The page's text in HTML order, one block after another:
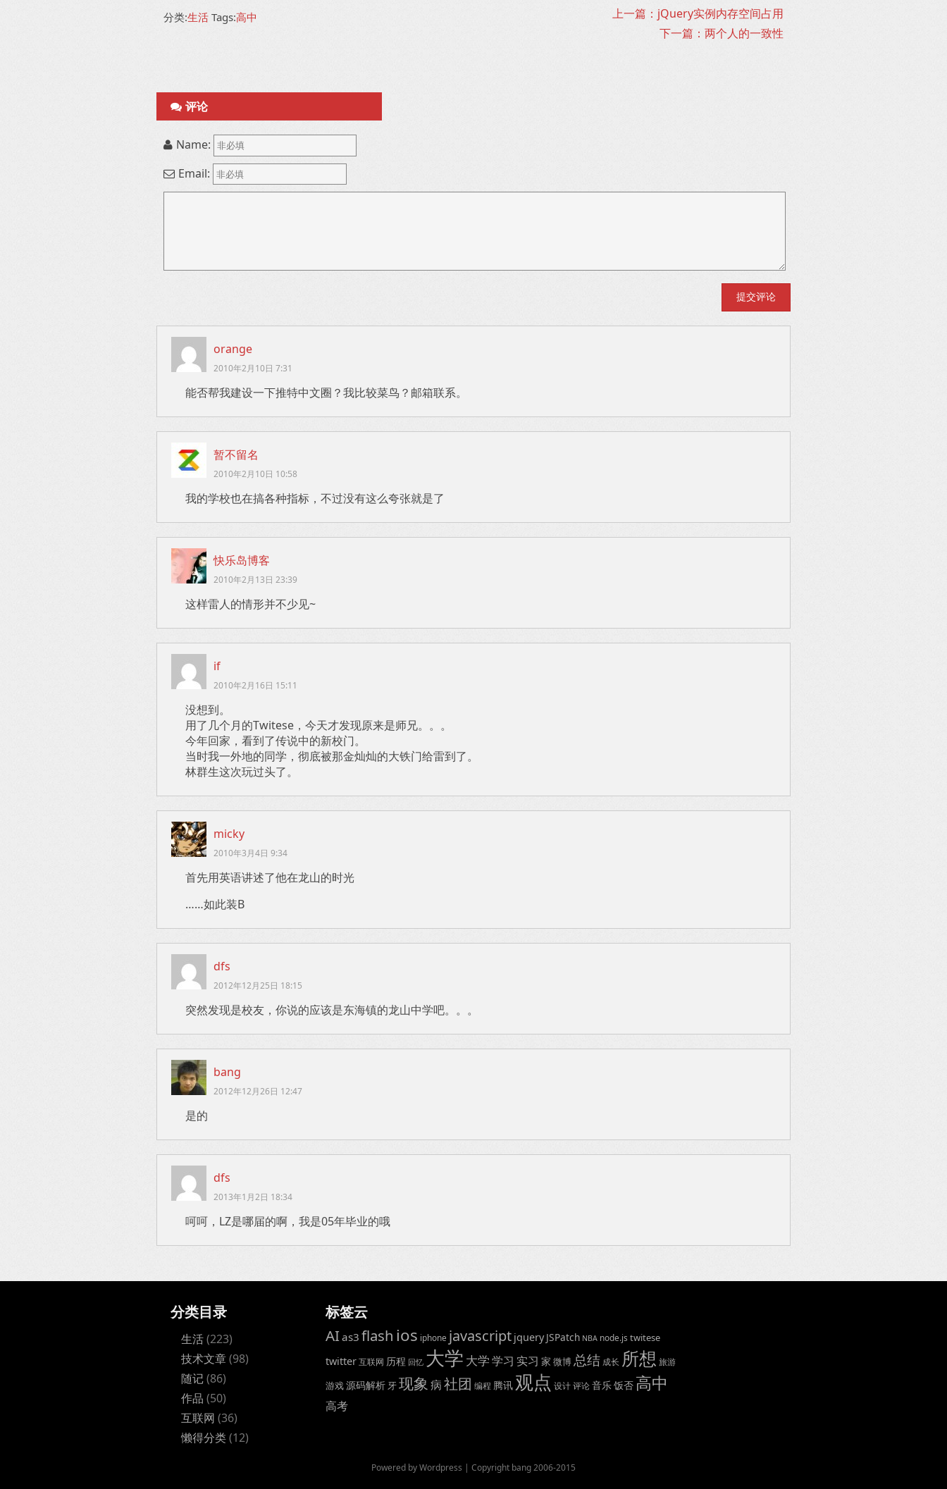
分类:生活 Tags:高中
上一篇：jQuery实例内存空间占用
下一篇：两个人的一致性
评论
Name:
Email:
orange
2010年2月10日 7:31
能否帮我建设一下推特中文圈？我比较菜鸟？邮箱联系。
暂不留名
2010年2月10日 10:58
我的学校也在搞各种指标，不过没有这么夸张就是了
快乐岛博客
2010年2月13日 23:39
这样雷人的情形并不少见~
if
2010年2月16日 15:11
没想到。
用了几个月的Twitese，今天才发现原来是师兄。。。
今年回家，看到了传说中的新校门。
当时我一外地的同学，彻底被那金灿灿的大铁门给雷到了。
林群生这次玩过头了。
micky
2010年3月4日 9:34
首先用英语讲述了他在龙山的时光
……如此装B
dfs
2012年12月25日 18:15
突然发现是校友，你说的应该是东海镇的龙山中学吧。。。
bang
2012年12月26日 12:47
是的
dfs
2013年1月2日 18:34
呵呵，LZ是哪届的啊，我是05年毕业的哦
分类目录
生活(223)
技术文章(98)
随记(86)
作品 (50)
互联网 (36)
懒得分类(12)
标签云
AIas3 flash ios iphone javascript jquery JSPatch NBA node.js twitese
twitter互联网 历程 回忆 大学 大学学习 实习 家 微博总结 成长 所想 旅游
游戏源码解析 牙现象病社团 编程 腾讯 观点 设计评论音乐饭否 高中
高考
Powered by Wordpress | Copyright bang 2006-2015